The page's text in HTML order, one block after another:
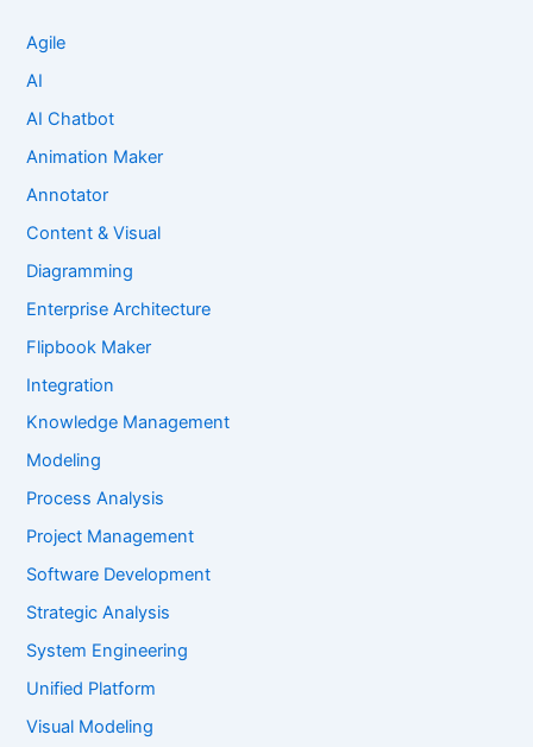
Agile
AI
AI Chatbot
Animation Maker
Annotator
Content & Visual
Diagramming
Enterprise Architecture
Flipbook Maker
Integration
Knowledge Management
Modeling
Process Analysis
Project Management
Software Development
Strategic Analysis
System Engineering
Unified Platform
Visual Modeling